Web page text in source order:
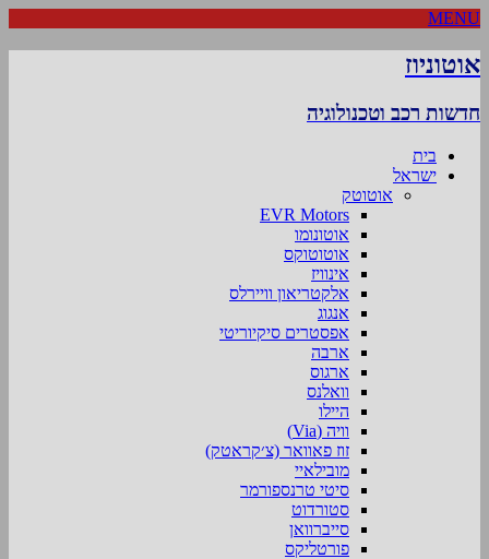
MENU
אוטוניוז
חדשות רכב וטכנולוגיה
בית
ישראל
אוטוטק
EVR Motors
אוטונומו
אוטוטוקס
אינוויז
אלקטריאון וויירלס
אנגוג
אפסטרים סיקיוריטי
ארבה
ארגוס
וואלנס
היילו
וויה (Via)
זוז פאוואר (צ׳קראטק)
מובילאיי
סיטי טרנספורמר
סטורדוט
סייברוואן
פורטליקס